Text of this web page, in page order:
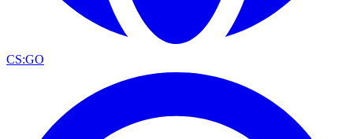
CS:GO